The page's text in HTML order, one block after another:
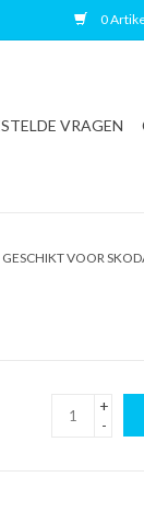
0
VRAGEN
VOOR
+
-